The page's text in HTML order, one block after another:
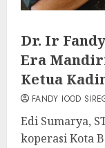
Dr. Ir
Era
Ketua
FANDY IOOD
Edi Sumarya,
koperasi Kota